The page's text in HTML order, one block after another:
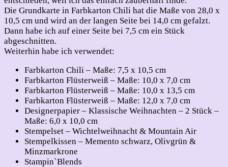
Die Grundkarte in Farbkarton Chili hat die Maße von 28,0 x
10,5 cm und wird an der langen Seite bei 14,0 cm gefalzt.
Dann habe ich auf einer Seite bei 7,5 cm ein Stück
abgeschnitten.
Weiterhin habe ich verwendet:
Farbkarton Chili – Maße: 7,5 x 10,5 cm
Farbkarton Flüsterweiß – Maße: 10,0 x 7,0 cm
Farbkarton Flüsterweiß – Maße: 10,0 x 13,5 cm
Farbkarton Flüsterweiß – Maße: 12,0 x 7,0 cm
Designerpapier – Klassische Weihnachten – 2 Stück –
Maße: 6,0 x 10,0 cm
Stempelset – Wichtelweihnacht & Mountain Air
Stempelkissen – Memento schwarz, Olivgrün &
Minzmarkrone
Stampin`Blends